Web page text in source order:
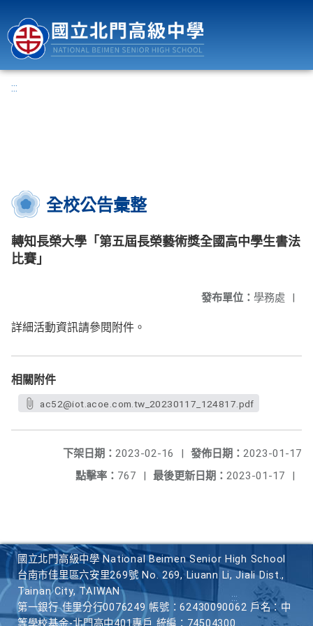
:::
全校公告彙整
轉知長榮大學「第五屆長榮藝術獎全國高中學生書法
比賽」
發布單位： 學務處 |
詳細活動資訊請參閱附件。
相關附件
ac52@iot.acoe.com.tw_20230117_124817.pdf
發佈日期： 2023-01-17
下架日期： 2023-02-16
|
最後更新日期： 2023-01-17 |
點擊率： 767 |
國立北門高級中學 National Beimen Senior High School
台南市佳里區六安里269號 No. 269, Liuann Li, Jiali Dist.,
Tainan City, TAIWAN
第一銀行 佳里分行0076249 帳號：62430090062 戶名：中
等學校基金-北門高中401專戶 統編：74504300